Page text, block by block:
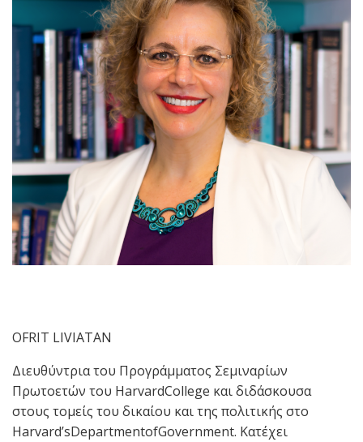
OFRIT LIVIATAN
Διευθύντρια του Προγράμματος Σεμιναρίων
Πρωτοετών του HarvardCollege και διδάσκουσα
στους τομείς του δικαίου και της πολιτικής στο
Harvard’sDepartmentofGovernment. Κατέχει